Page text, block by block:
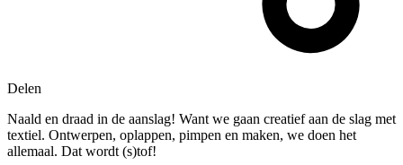
Delen
Naald en draad in de aanslag! Want we gaan creatief aan de slag met
textiel. Ontwerpen, oplappen, pimpen en maken, we doen het
allemaal. Dat wordt (s)tof!